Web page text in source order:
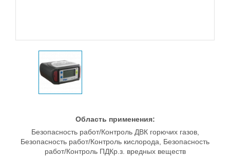
Область применения:
Безопасность работ/Контроль ДВК горючих газов,
Безопасность работ/Контроль кислорода, Безопасность
работ/Контроль ПДКр.з. вредных веществ